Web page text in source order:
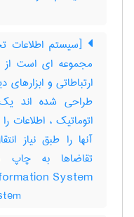
مجموعه ای است از
ارتباطاتی و
طراحی شده اند یک
اتوماتیک ، اطلاعات
آنها را طبق نیاز
System